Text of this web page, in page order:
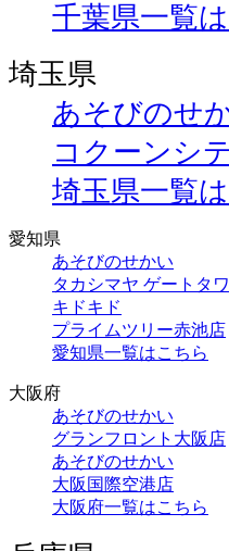
千葉県一覧
埼玉県
あそびのせ
コクーンシ
埼玉県一覧
愛知県
あそびのせかい
タカシマヤ ゲートタ
キドキド
プライムツリー赤池店
愛知県一覧はこちら
大阪府
あそびのせかい
グランフロント大阪店
あそびのせかい
大阪国際空港店
大阪府一覧はこちら